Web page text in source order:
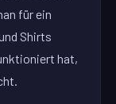
für ein
Shirts
hat,